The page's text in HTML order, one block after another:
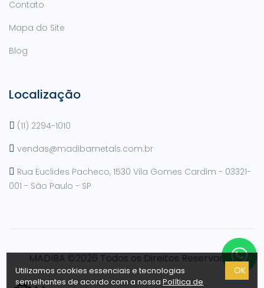
Contato
Mapa do Site
Blog
Localização
(11) 2294-1010
vendas@madibametals.com.br
Rua Euclides Pacheco, 1530 Vila Gomes Cardim - 03321-
001 - São Paulo - SP
MADIBA ©2026 Todos os Direitos Reservados
Utilizamos cookies essenciais e tecnologias
semelhantes de acordo com a nossaPolítica de
OK